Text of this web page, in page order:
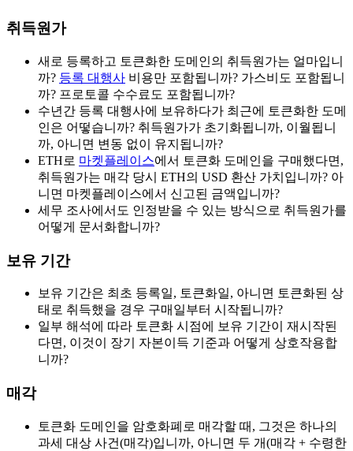
취득원가
새로 등록하고 토큰화한 도메인의 취득원가는 얼마입니
까? 등록 대행사 비용만 포함됩니까? 가스비도 포함됩니
까? 프로토콜 수수료도 포함됩니까?
수년간 등록 대행사에 보유하다가 최근에 토큰화한 도메
인은 어떻습니까? 취득원가가 초기화됩니까, 이월됩니
까, 아니면 변동 없이 유지됩니까?
ETH로 마켓플레이스에서 토큰화 도메인을 구매했다면,
취득원가는 매각 당시 ETH의 USD 환산 가치입니까? 아
니면 마켓플레이스에서 신고된 금액입니까?
세무 조사에서도 인정받을 수 있는 방식으로 취득원가를
어떻게 문서화합니까?
보유 기간
보유 기간은 최초 등록일, 토큰화일, 아니면 토큰화된 상
태로 취득했을 경우 구매일부터 시작됩니까?
일부 해석에 따라 토큰화 시점에 보유 기간이 재시작된
다면, 이것이 장기 자본이득 기준과 어떻게 상호작용합
니까?
매각
토큰화 도메인을 암호화폐로 매각할 때, 그것은 하나의
과세 대상 사건(매각)입니까, 아니면 두 개(매각 + 수령한